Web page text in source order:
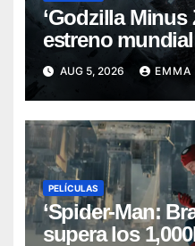
‘Godzilla Minus
estreno
Cine de Nueva
AUG 5, 2026 EMMA
PELÍCULAS
‘Spider-Man:
supera los